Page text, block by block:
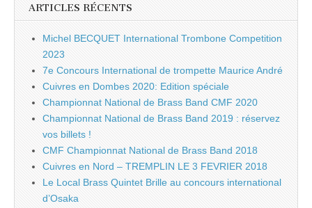
ARTICLES RÉCENTS
Michel BECQUET International Trombone Competition
2023
7e Concours International de trompette Maurice André
Cuivres en Dombes 2020: Edition spéciale
Championnat National de Brass Band CMF 2020
Championnat National de Brass Band 2019 : réservez
vos billets !
CMF Championnat National de Brass Band 2018
Cuivres en Nord – TREMPLIN LE 3 FEVRIER 2018
Le Local Brass Quintet Brille au concours international
d’Osaka